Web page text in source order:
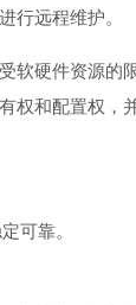
行远程维护。
软硬件资源的
权和配置权，
可靠。